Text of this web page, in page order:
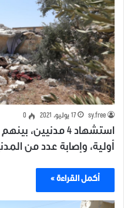
sy.free 17 يوليو، 2021 0
استشهاد 4
أولية، وإصابة عدد من
أكمل القراءة »